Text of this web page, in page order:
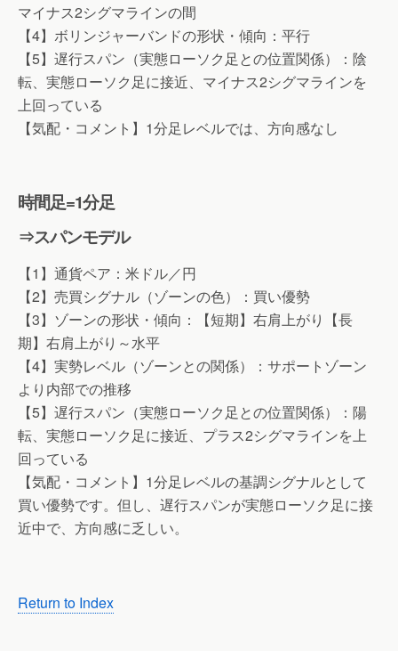
マイナス2シグマラインの間
【4】ボリンジャーバンドの形状・傾向：平行
【5】遅行スパン（実態ローソク足との位置関係）：陰
転、実態ローソク足に接近、マイナス2シグマラインを
上回っている
【気配・コメント】1分足レベルでは、方向感なし
時間足=1分足
⇒スパンモデル
【1】通貨ペア：米ドル／円
【2】売買シグナル（ゾーンの色）：買い優勢
【3】ゾーンの形状・傾向：【短期】右肩上がり【長
期】右肩上がり～水平
【4】実勢レベル（ゾーンとの関係）：サポートゾーン
より内部での推移
【5】遅行スパン（実態ローソク足との位置関係）：陽
転、実態ローソク足に接近、プラス2シグマラインを上
回っている
【気配・コメント】1分足レベルの基調シグナルとして
買い優勢です。但し、遅行スパンが実態ローソク足に接
近中で、方向感に乏しい。
Return to Index